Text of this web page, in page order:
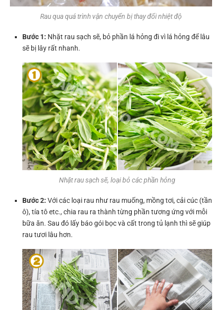
Rau qua quá trình vận chuyển bị thay đổi nhiệt độ
Bước 1: Nhặt rau sạch sẽ, bỏ phần lá hỏng đi vì lá hỏng để lâu
sẽ bị lây rất nhanh.
Nhặt rau sạch sẽ, loại bỏ các phần hỏng
Bước 2: Với các loại rau như rau muống, mồng tơi, cải cúc (tần
ô), tía tô etc., chia rau ra thành từng phần tương ứng với mỗi
bữa ăn. Sau đó lấy báo gói bọc và cất trong tủ lạnh thì sẽ giúp
rau tươi lâu hơn.